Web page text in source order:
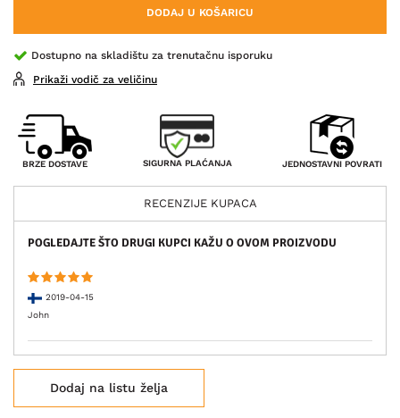
DODAJ U KOŠARICU
Dostupno na skladištu za trenutačnu isporuku
Prikaži vodič za veličinu
BRZE DOSTAVE SIGURNA PLAĆANJA JEDNOSTAVNI POVRATI
RECENZIJE KUPACA
POGLEDAJTE ŠTO DRUGI KUPCI KAŽU O OVOM PROIZVODU
2019-04-15
John
Dodaj na listu želja